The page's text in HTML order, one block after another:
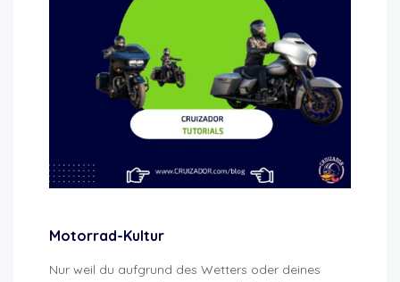
Motorrad-Kultur
Nur weil du aufgrund des Wetters oder deines